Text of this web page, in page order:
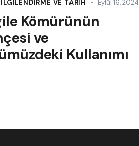
VE TARIH Eylül 16, 2024
Kömürünün
ve
Kullanımı